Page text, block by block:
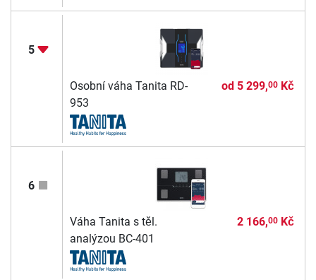
5
Osobní váha Tanita RD-
953
od 5 299,00Kč
6
Váha Tanita s těl.
analýzou BC-401
2 166,00Kč